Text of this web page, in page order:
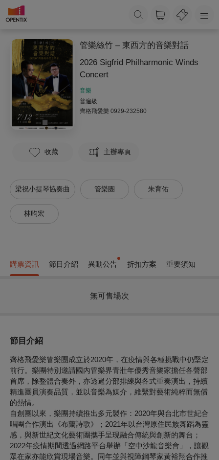
管樂絲竹 – 東西方的音樂對話
2026 Sigfrid Philharmonic Winds
Concert
音樂
普遍級
齊格飛愛樂 0929-232580
收藏 主辦專頁
梁祝小提琴協奏曲 管樂團 朱育佑
林昀宏
購票資訊 節目介紹 異動公告 折扣方案 重要須知
無可售場次
節目介紹
齊格飛愛樂管樂團成立於2020年，在疫情與各種挑戰中仍堅定
前行。樂團特別邀請國內管樂界青壯年優秀音樂家擔任各聲部
首席，除整體合奏外，亦透過分部排練與各式重奏演出，持續
精進團員演奏品質，並以音樂為媒介，維繫對藝術純粹而無償
的熱情。
自創團以來，樂團持續推出多元製作：2020年與台北市世紀合
唱團合作演出《布蘭詩歌》；2021年以台灣原住民族舞蹈為靈
感，與新世紀文化藝術團攜手呈現融合傳統與創新的舞台；
2022年疫情期間透過網路平台舉辦「空中沙龍音樂會」，讓觀
眾在家亦能欣賞現場音樂。同年並與視障鋼琴家黃裕翔合作推